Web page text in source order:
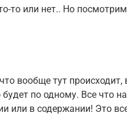
то или нет.. Но
вообще тут происходит,
по одному. Все что
или в содержании! Это